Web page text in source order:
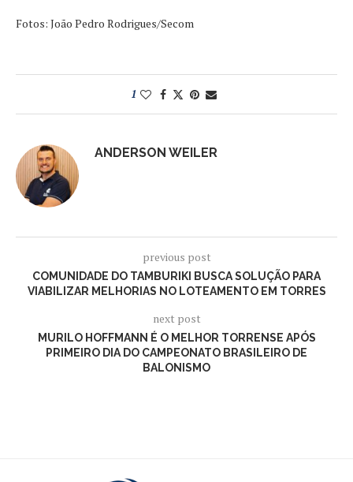
Fotos: João Pedro Rodrigues/Secom
1
ANDERSON WEILER
previous post
COMUNIDADE DO TAMBURIKI BUSCA SOLUÇÃO PARA
VIABILIZAR MELHORIAS NO LOTEAMENTO EM TORRES
next post
MURILO HOFFMANN É O MELHOR TORRENSE APÓS
PRIMEIRO DIA DO CAMPEONATO BRASILEIRO DE
BALONISMO